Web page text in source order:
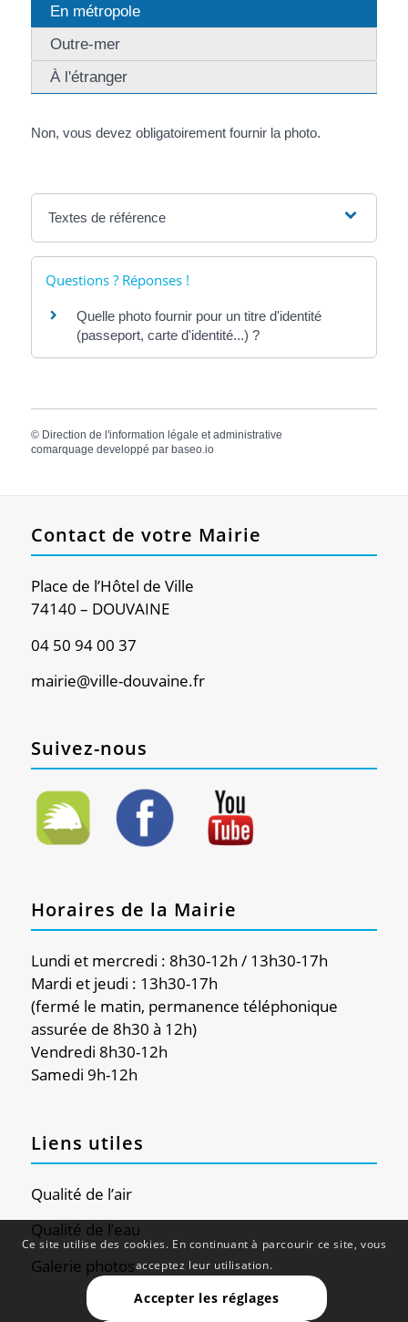
En métropole
Outre-mer
À l'étranger
Non, vous devez obligatoirement fournir la photo.
Textes de référence
Questions ? Réponses !
Quelle photo fournir pour un titre d'identité
(passeport, carte d'identité...) ?
© Direction de l'information légale et administrative
comarquage developpé par baseo.io
Contact de votre Mairie
Place de l’Hôtel de Ville
74140 – DOUVAINE
04 50 94 00 37
mairie@ville-douvaine.fr
Suivez-nous
Horaires de la Mairie
Lundi et mercredi : 8h30-12h / 13h30-17h
Mardi et jeudi : 13h30-17h
(fermé le matin, permanence téléphonique
assurée de 8h30 à 12h)
Vendredi 8h30-12h
Samedi 9h-12h
Liens utiles
Qualité de l’air
Qualité de l’eau
Galerie photos
Ce site utilise des cookies. En continuant à parcourir ce site, vous
acceptez leur utilisation.
Accepter les réglages